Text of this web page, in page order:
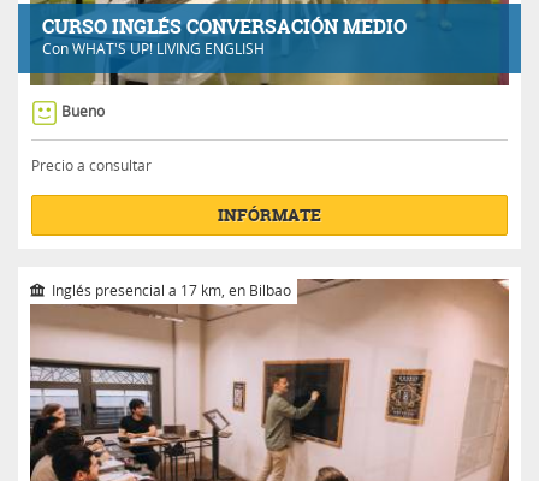
CURSO INGLÉS CONVERSACIÓN MEDIO
ConWHAT'S UP! LIVING ENGLISH
Bueno
Precio a consultar
INFÓRMATE
Inglés presencial a 17 km, en Bilbao